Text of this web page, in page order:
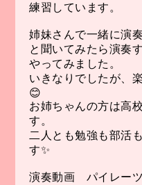
練習しています。
姉妹さんで一緒に演
と聞いてみたら演奏
やってみました。
いきなりでしたが、
😊
お姉ちゃんの方は高
す。
二人とも勉強も部活
す✨
演奏動画 パイレー